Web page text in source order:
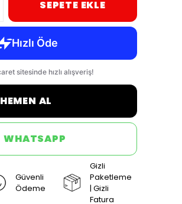
SEPETE EKLE
HEMEN AL
WHATSAPP
Güvenli
Ödeme
Gizli
Paketleme
| Gizli
Fatura